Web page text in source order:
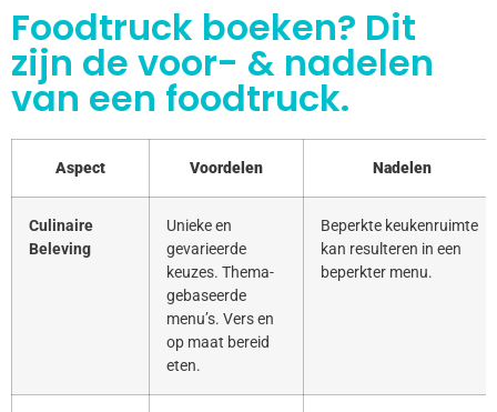
Foodtruck boeken? Dit
zijn de voor- & nadelen
van een foodtruck.
Aspect Voordelen Nadelen
Culinaire
Beleving
Unieke en
gevarieerde
keuzes. Thema-
gebaseerde
menu’s. Vers en
op maat bereid
eten.
Beperkte keukenruimte
kan resulteren in een
beperkter menu.